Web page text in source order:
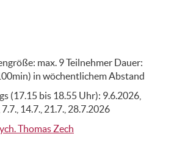
max. 9 Teilnehmer Dauer:
in wöchentlichem Abstand
(17.15 bis 18.55 Uhr): 9.6.2026,
7.7., 14.7., 21.7., 28.7.2026
Thomas Zech